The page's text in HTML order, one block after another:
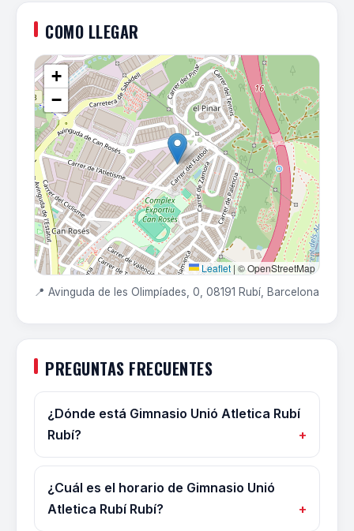
COMO LLEGAR
+
−
Leaflet |© OpenStreetMap
📍 Avinguda de les Olimpíades, 0, 08191 Rubí, Barcelona
PREGUNTAS FRECUENTES
¿Dónde está Gimnasio Unió Atletica Rubí
Rubí?
¿Cuál es el horario de Gimnasio Unió
Atletica Rubí Rubí?